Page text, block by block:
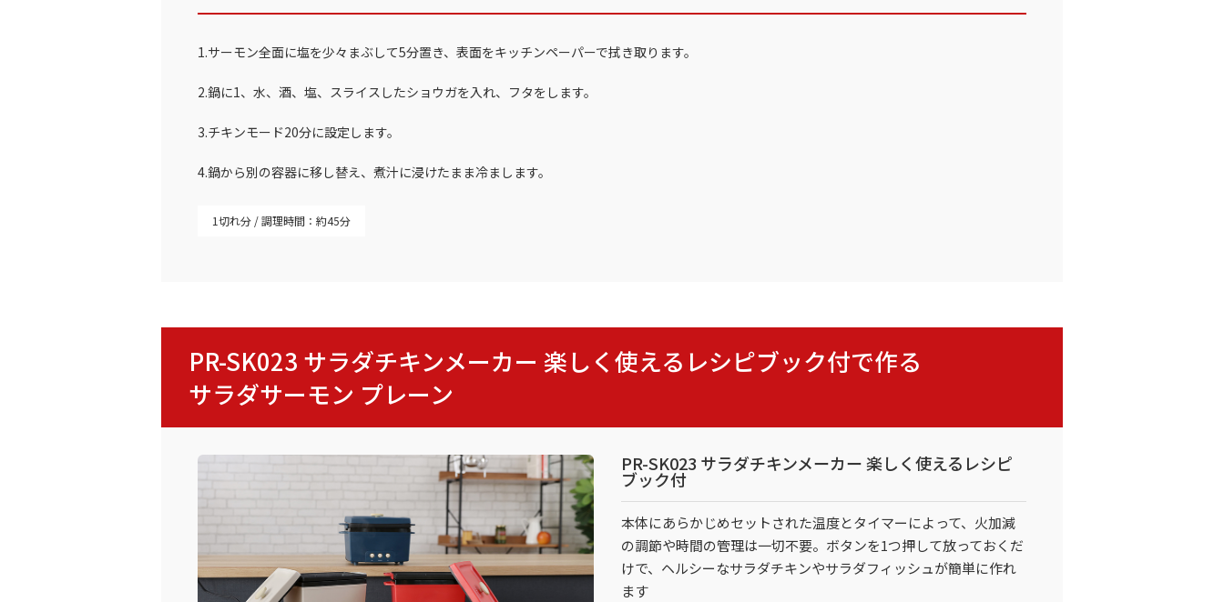
1.サーモン全面に塩を少々まぶして5分置き、表面をキッチンペーパーで拭き取ります。
2.鍋に1、水、酒、塩、スライスしたショウガを入れ、フタをします。
3.チキンモード20分に設定します。
4.鍋から別の容器に移し替え、煮汁に浸けたまま冷まします。
1切れ分 調理時間：約45分
PR-SK023 サラダチキンメーカー 楽しく使えるレシピブック付で作る
サラダサーモン プレーン
PR-SK023 サラダチキンメーカー 楽しく使えるレシピ
ブック付
本体にあらかじめセットされた温度とタイマーによって、火加減
の調節や時間の管理は一切不要。ボタンを1つ押して放っておくだ
けで、ヘルシーなサラダチキンやサラダフィッシュが簡単に作れ
ます